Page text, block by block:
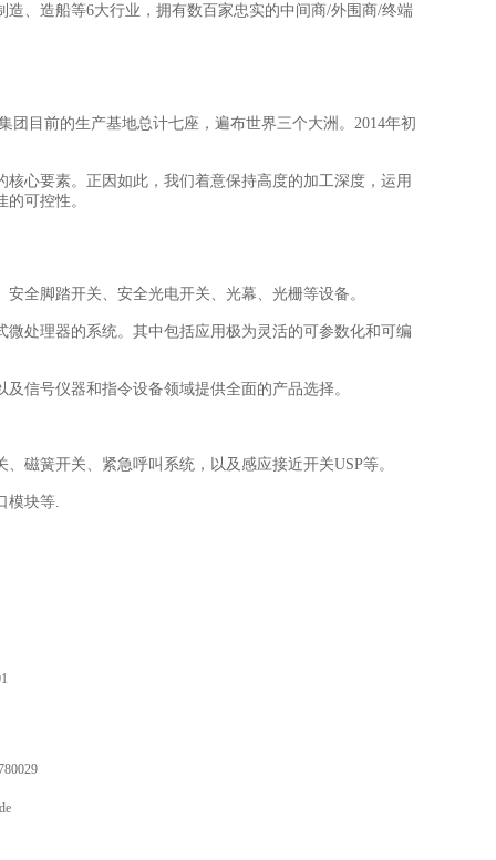
、造船等6大行业，拥有数百家忠实的中间商/外围商/终端
团目前的生产基地总计七座，遍布世界三个大洲。2014年初
心要素。正因如此，我们着意保持高度的加工深度，运用
可控性。
全脚踏开关、安全光电开关、光幕、光栅等设备。
处理器的系统。其中包括应用极为灵活的可参数化和可编
信号仪器和指令设备领域提供全面的产品选择。
磁簧开关、紧急呼叫系统，以及感应接近开关USP等。
模块等.